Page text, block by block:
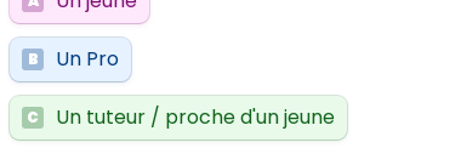
B Un Pro
C Un tuteur / proche d'un jeune